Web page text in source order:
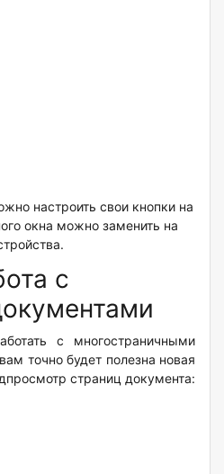
настроить свои кнопки на
окна можно заменить на
с
с многостраничными
точно будет полезна новая
страниц документа: